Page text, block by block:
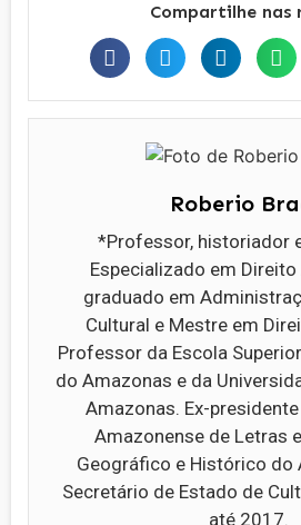
Compartilhe nas
Roberio
*Professor, historiador
Especializado em
graduado em
Cultural e Mestre em
Professor da Escola
do Amazonas e da
Amazonas. Ex-
Amazonense de Letras
Geográfico e Histórico do
Secretário de Estado de
até 2017.